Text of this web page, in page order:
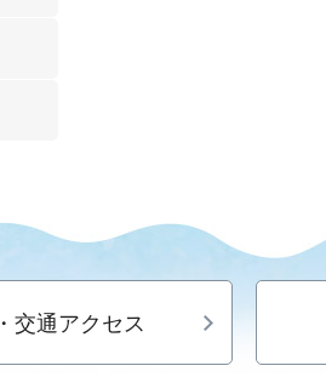
交通アクセス